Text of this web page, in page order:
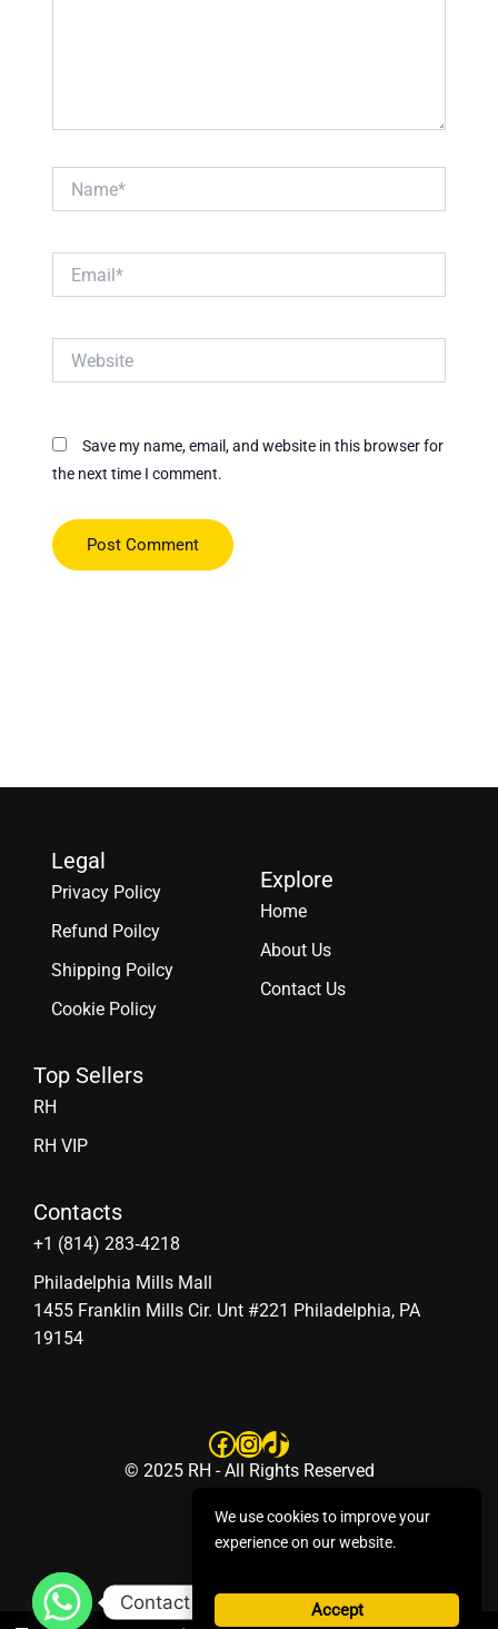
Save my name, email, and website in this browser for
the next time I comment.
Legal
Privacy Policy
Refund Poilcy
Shipping Poilcy
Cookie Policy
Explore
Home
About Us
Contact Us
Top Sellers
RH
RH VIP
Contacts
‪+1 (814) 283‑4218
Philadelphia Mills Mall
1455 Franklin Mills Cir. Unt #221 Philadelphia, PA
19154
Facebook
Instagram
TikTok
© 2025 RH - All Rights Reserved
We use cookies to improve your
experience on our website.
Accept
Contact us